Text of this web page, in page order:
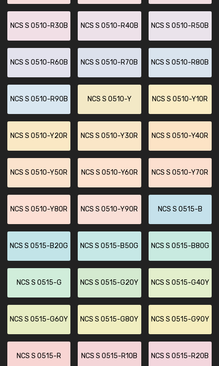
NCS S 0510-R30B NCS S 0510-R40B NCS S 0510-R50B
NCS S 0510-R60B NCS S 0510-R70B NCS S 0510-R80B
NCS S 0510-R90B NCS S 0510-Y NCS S 0510-Y10R
NCS S 0510-Y20R NCS S 0510-Y30R NCS S 0510-Y40R
NCS S 0510-Y50R NCS S 0510-Y60R NCS S 0510-Y70R
NCS S 0510-Y80R NCS S 0510-Y90R NCS S 0515-B
NCS S 0515-B20G NCS S 0515-B50G NCS S 0515-B80G
NCS S 0515-G NCS S 0515-G20Y NCS S 0515-G40Y
NCS S 0515-G60Y NCS S 0515-G80Y NCS S 0515-G90Y
NCS S 0515-R NCS S 0515-R10B NCS S 0515-R20B